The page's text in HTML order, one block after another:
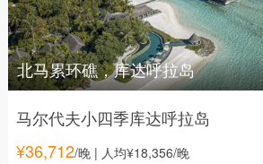
北马累环礁，库达呼拉岛
马尔代夫小四季库达呼拉岛
¥36,712/晚| 人均¥18,356/晚